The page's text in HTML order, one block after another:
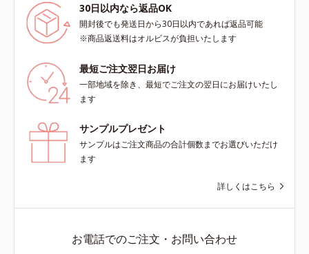
30日以内なら返品OK
開封後でも発送日から30日以内であれば返品可能
※商品返送料はオルビスが負担いたします
最短ご注文翌日お届け
一部地域を除き、最短でご注文の翌日にお届けいたし
ます
サンプルプレゼント
サンプルはご注文商品の合計個数までお選びいただけ
ます
詳しくはこちら
お電話でのご注文・お問い合わせ